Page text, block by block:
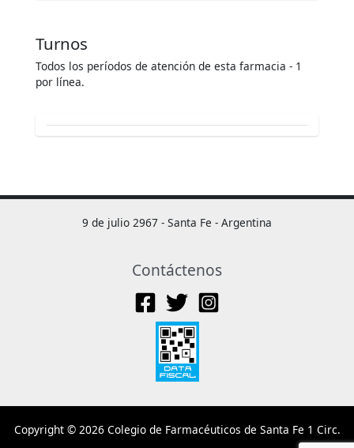
Turnos
Todos los períodos de atención de esta farmacia - 1
por línea.
9 de julio 2967 - Santa Fe - Argentina
Contáctenos
Copyright © 2026 Colegio de Farmacéuticos de Santa Fe 1 Circ.